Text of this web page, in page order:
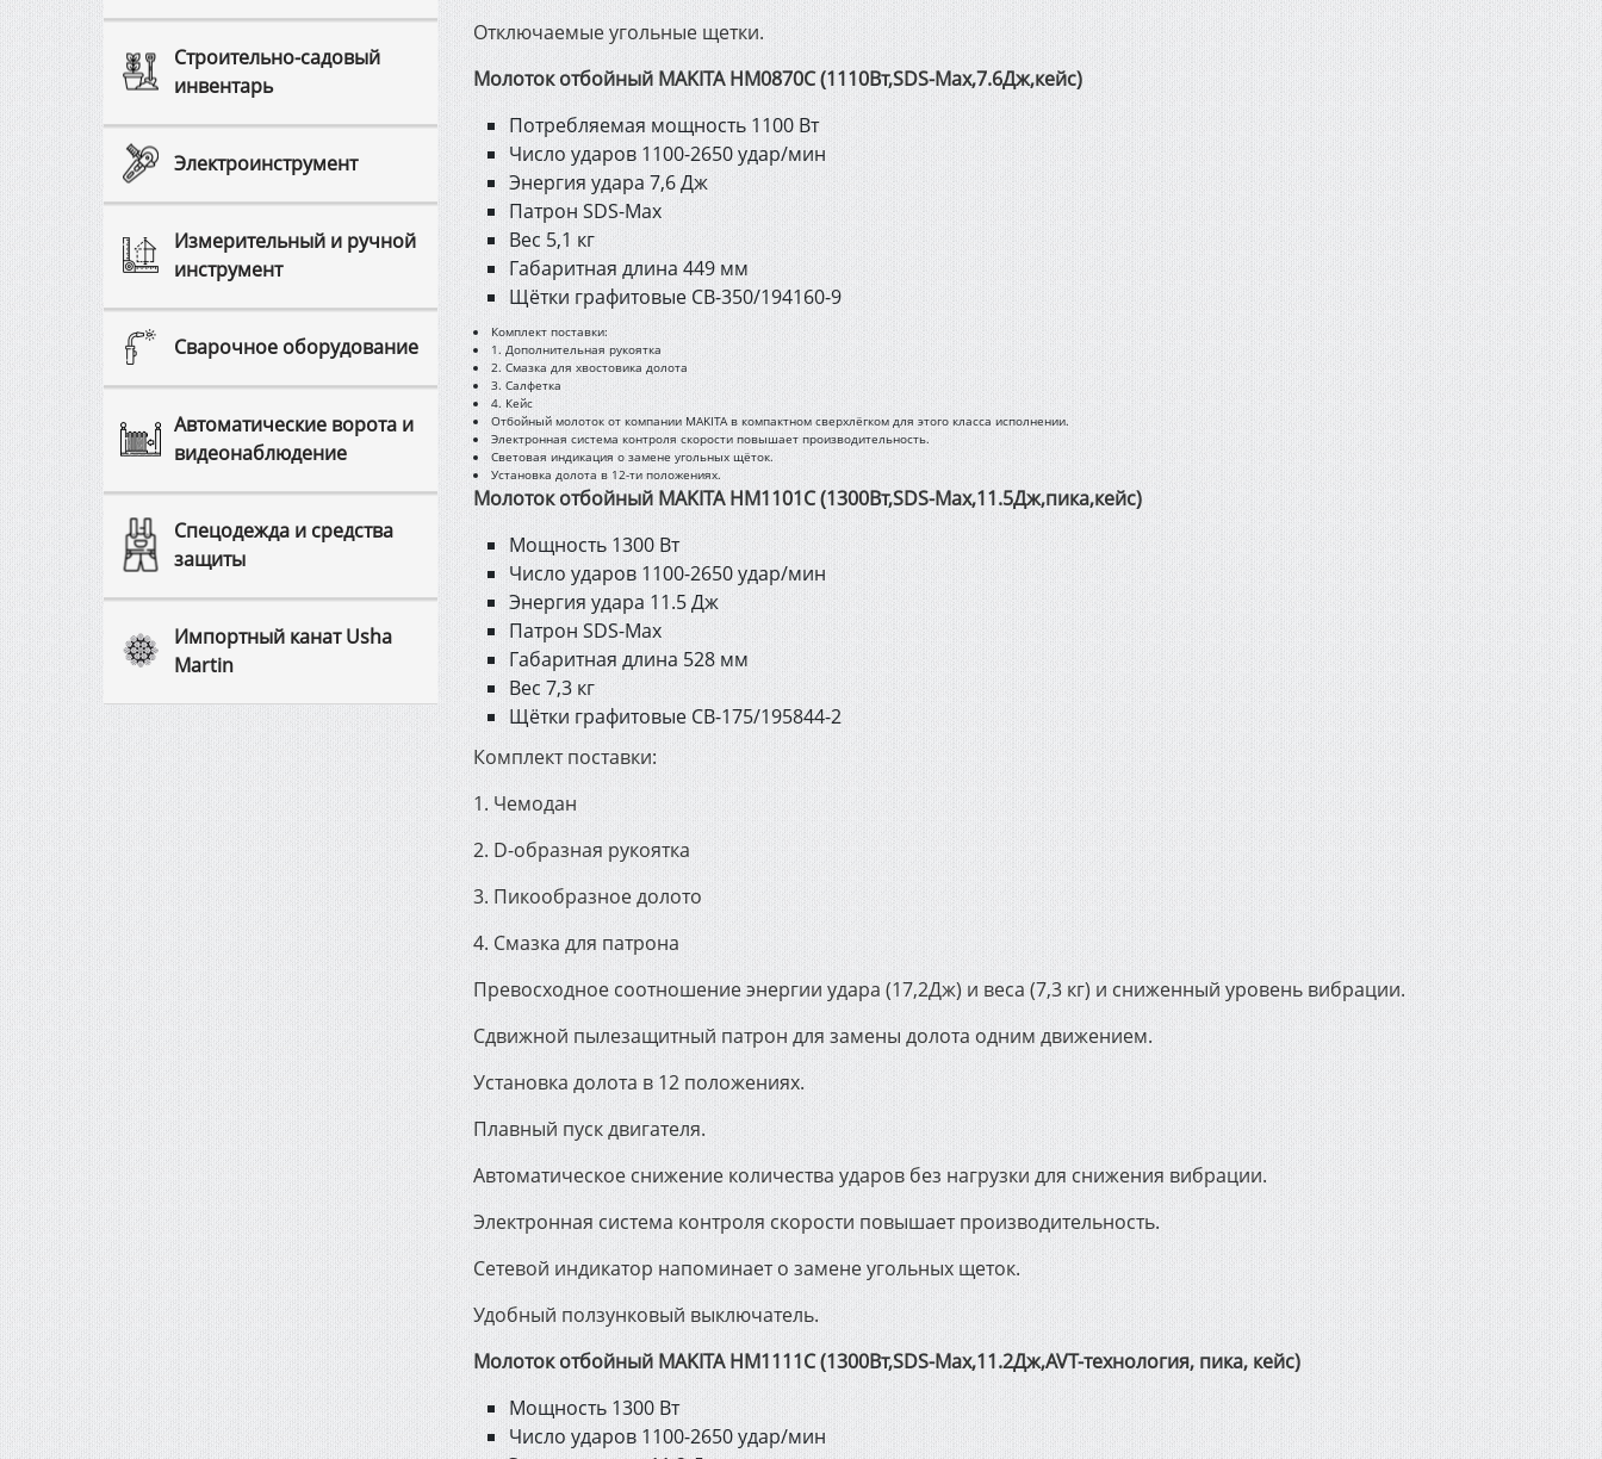
Строительно-садовый
инвентарь
Электроинструмент
Измерительный и ручной
инструмент
Сварочное оборудование
Автоматические ворота и
видеонаблюдение
Спецодежда и средства
защиты
Импортный канат Usha
Martin
Отключаемые угольные щетки.
Молоток отбойный MAKITA HM0870C (1110Вт,SDS-Max,7.6Дж,кейс)
Потребляемая мощность 1100 Вт
Число ударов 1100-2650 удар/мин
Энергия удара 7,6 Дж
Патрон SDS-Max
Вес 5,1 кг
Габаритная длина 449 мм
Щётки графитовые СВ-350/194160-9
Комплект поставки:
1. Дополнительная рукоятка
2. Смазка для хвостовика долота
3. Салфетка
4. Кейс
Отбойный молоток от компании MAKITA в компактном сверхлёгком для этого класса исполнении.
Электронная система контроля скорости повышает производительность.
Световая индикация о замене угольных щёток.
Установка долота в 12-ти положениях.
Молоток отбойный MAKITA HM1101C (1300Вт,SDS-Max,11.5Дж,пика,кейс)
Мощность 1300 Вт
Число ударов 1100-2650 удар/мин
Энергия удара 11.5 Дж
Патрон SDS-Max
Габаритная длина 528 мм
Вес 7,3 кг
Щётки графитовые СВ-175/195844-2
Комплект поставки:
1. Чемодан
2. D-образная рукоятка
3. Пикообразное долото
4. Смазка для патрона
Превосходное соотношение энергии удара (17,2Дж) и веса (7,3 кг) и сниженный уровень вибрации.
Сдвижной пылезащитный патрон для замены долота одним движением.
Установка долота в 12 положениях.
Плавный пуск двигателя.
Автоматическое снижение количества ударов без нагрузки для снижения вибрации.
Электронная система контроля скорости повышает производительность.
Сетевой индикатор напоминает о замене угольных щеток.
Удобный ползунковый выключатель.
Молоток отбойный MAKITA HM1111C (1300Вт,SDS-Max,11.2Дж,AVT-технология, пика, кейс)
Мощность 1300 Вт
Число ударов 1100-2650 удар/мин